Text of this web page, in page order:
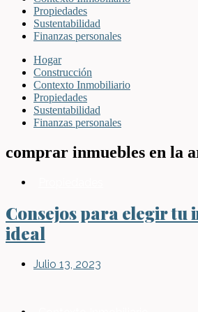
Propiedades
Sustentabilidad
Finanzas personales
Hogar
Construcción
Contexto Inmobiliario
Propiedades
Sustentabilidad
Finanzas personales
comprar inmuebles en la
Consejos para elegir tu
ideal
Julio 13, 2023